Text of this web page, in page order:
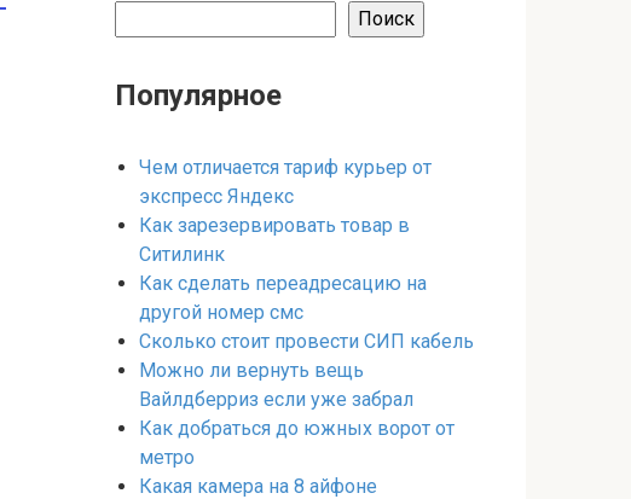
Поиск
Популярное
Чем отличается тариф курьер от
экспресс Яндекс
Как зарезервировать товар в
Ситилинк
Как сделать переадресацию на
другой номер смс
Сколько стоит провести СИП кабель
Можно ли вернуть вещь
Вайлдберриз если уже забрал
Как добраться до южных ворот от
метро
Какая камера на 8 айфоне